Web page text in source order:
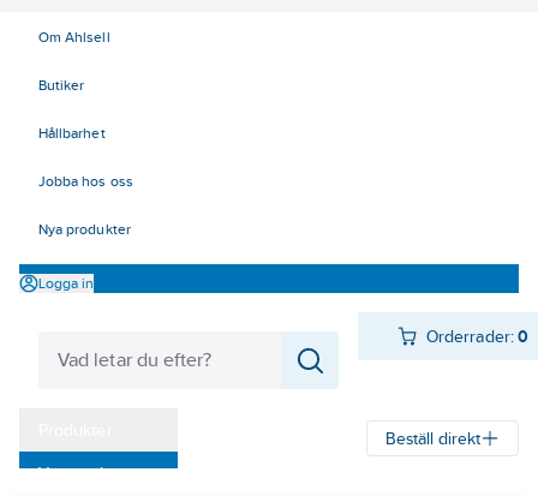
Om Ahlsell
Butiker
Hållbarhet
Jobba hos oss
Nya produkter
Logga in
Orderrader:0
Varumärken
Beställ direkt